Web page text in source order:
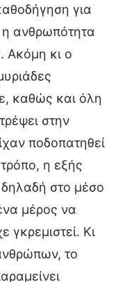
για
η ανθρωπότητα
Ακόμη κι ο
καθώς και όλη
στην
ποδοπατηθεί
η εξής
δηλαδή στο μέσο
μέρος να
γκρεμιστεί. Κι
το